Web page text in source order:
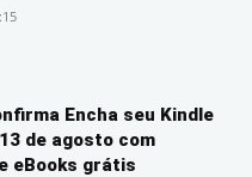
Encha seu Kindle
de agosto com
eBooks grátis